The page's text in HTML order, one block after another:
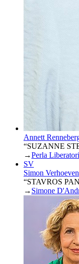
Annett
“SUZANNE
→Perla Liberatori
SV
Simon Verhoeven
“STAVROS
→ Simone